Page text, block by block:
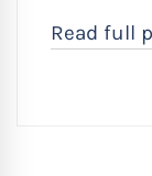
Read full